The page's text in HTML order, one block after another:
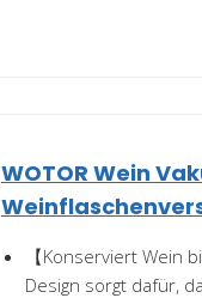
WOTOR Wein
【Konserviert Wein
Design sorgt dafür,